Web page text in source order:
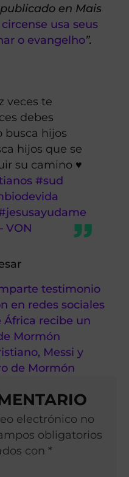
en Mais
usa seus
o evangelho”.
veces te
debes
busca hijos
hijos que se
su camino ♥️
#sud
VON
testimonio
en redes sociales
recibe un
Mormón
Messi y
de Mormón
electrónico no
obligatorios
con *